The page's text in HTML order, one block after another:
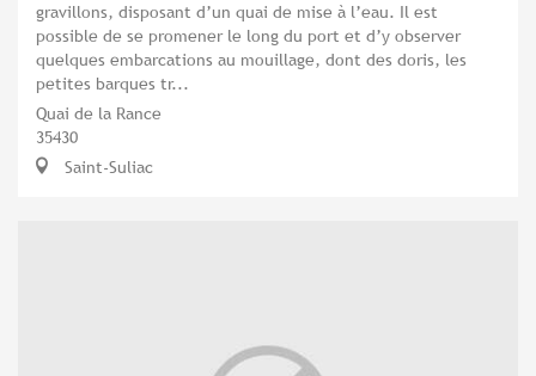
gravillons, disposant d’un quai de mise à l’eau. Il est
possible de se promener le long du port et d’y observer
quelques embarcations au mouillage, dont des doris, les
petites barques tr...
Quai de la Rance
35430
Saint-Suliac